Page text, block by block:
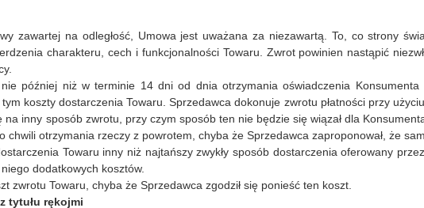
zawartej na odległość, Umowa jest uważana za niezawartą. To, co strony
charakteru, cech i funkcjonalności Towaru. Zwrot powinien nastąpić
nie później niż w terminie 14 dni od dnia otrzymania oświadczenia
koszty dostarczenia Towaru. Sprzedawca dokonuje zwrotu płatności przy
inny sposób zwrotu, przy czym sposób ten nie będzie się wiązał dla
chwili otrzymania rzeczy z powrotem, chyba że Sprzedawca zaproponował, że
Towaru inny niż najtańszy zwykły sposób dostarczenia oferowany
dodatkowych kosztów.
zwrotu Towaru, chyba że Sprzedawca zgodził się ponieść ten koszt.
tytułu rękojmi